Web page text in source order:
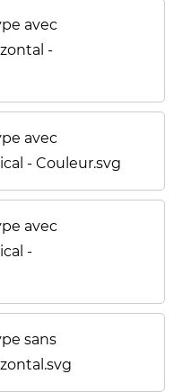
avec
-
avec
- Couleur.svg
avec
-
sans